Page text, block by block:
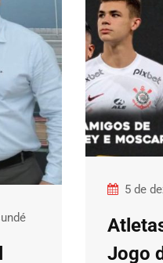
5 de
Jogo